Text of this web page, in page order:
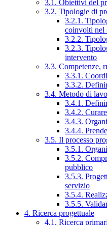
3.1. Obiettivi del
3.2. Tipologie di
3.2.1.
coinvolti nel
3.2.2.
3.2.3.
intervento
3.3. Competenze,
3.3.1.
3.3.2.
3.4. Metodo di
3.4.1.
3.4.2.
3.4.3.
3.4.4.
3.5. Il processo
3.5.1.
3.5.2.
pubblico
3.5.3.
servizio
3.5.4.
3.5.5.
4. Ricerca progettuale
4.1. Ricerca